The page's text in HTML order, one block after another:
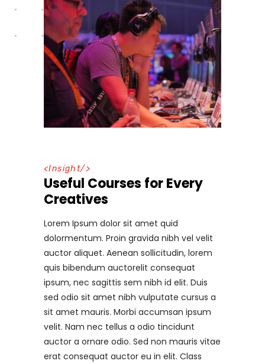
<Insight/>
Useful Courses for Every
Creatives
Lorem Ipsum dolor sit amet quid
dolormentum. Proin gravida nibh vel velit
auctor aliquet. Aenean sollicitudin, lorem
quis bibendum auctorelit consequat
ipsum, nec sagittis sem nibh id elit. Duis
sed odio sit amet nibh vulputate cursus a
sit amet mauris. Morbi accumsan ipsum
velit. Nam nec tellus a odio tincidunt
auctor a ornare odio. Sed non mauris vitae
erat consequat auctor eu in elit. Class